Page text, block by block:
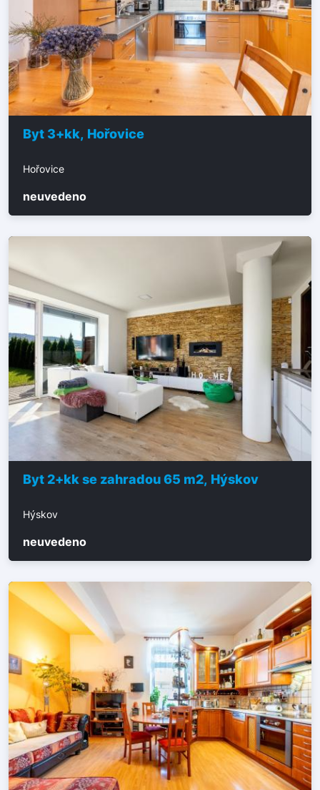
Byt 3+kk, Hořovice
Hořovice
neuvedeno
Byt 2+kk se zahradou 65 m2, Hýskov
Hýskov
neuvedeno